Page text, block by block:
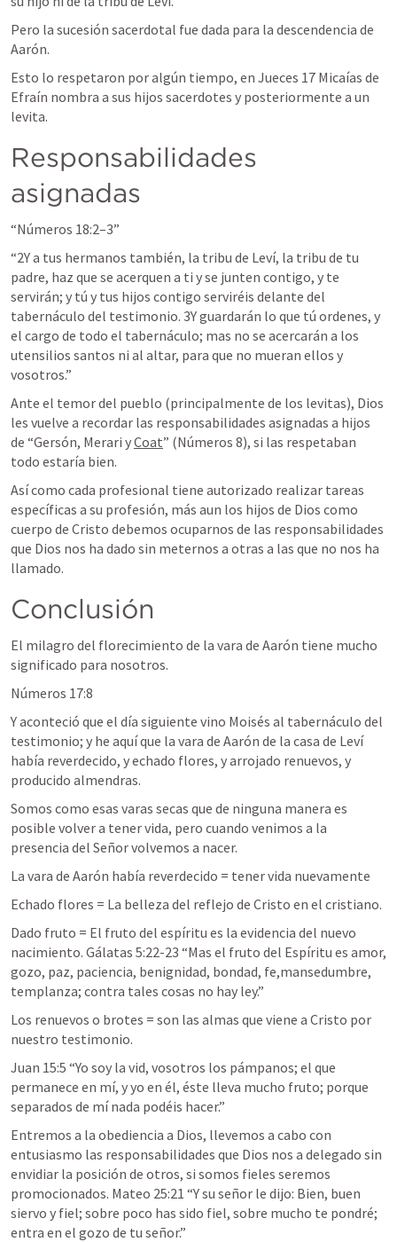
Pero la sucesión sacerdotal fue dada para la descendencia de
Aarón.
Esto lo respetaron por algún tiempo, en Jueces 17 Micaías de
Efraín nombra a sus hijos sacerdotes y posteriormente a un
levita.
Responsabilidades
asignadas
“Números 18:2–3”
“2Y a tus hermanos también, la tribu de Leví, la tribu de tu
padre, haz que se acerquen a ti y se junten contigo, y te
servirán; y tú y tus hijos contigo serviréis delante del
tabernáculo del testimonio. 3Y guardarán lo que tú ordenes, y
el cargo de todo el tabernáculo; mas no se acercarán a los
utensilios santos ni al altar, para que no mueran ellos y
vosotros.”
Ante el temor del pueblo (principalmente de los levitas), Dios
les vuelve a recordar las responsabilidades asignadas a hijos
de “Gersón, Merari y Coat” (Números 8), si las respetaban
todo estaría bien.
Así como cada profesional tiene autorizado realizar tareas
específicas a su profesión, más aun los hijos de Dios como
cuerpo de Cristo debemos ocuparnos de las responsabilidades
que Dios nos ha dado sin meternos a otras a las que no nos ha
llamado.
Conclusión
El milagro del florecimiento de la vara de Aarón tiene mucho
significado para nosotros.
Números 17:8
Y aconteció que el día siguiente vino Moisés al tabernáculo del
testimonio; y he aquí que la vara de Aarón de la casa de Leví
había reverdecido, y echado flores, y arrojado renuevos, y
producido almendras.
Somos como esas varas secas que de ninguna manera es
posible volver a tener vida, pero cuando venimos a la
presencia del Señor volvemos a nacer.
La vara de Aarón había reverdecido = tener vida nuevamente
Echado flores = La belleza del reflejo de Cristo en el cristiano.
Dado fruto = El fruto del espíritu es la evidencia del nuevo
nacimiento. Gálatas 5:22-23 “Mas el fruto del Espíritu es amor,
gozo, paz, paciencia, benignidad, bondad, fe,mansedumbre,
templanza; contra tales cosas no hay ley.”
Los renuevos o brotes = son las almas que viene a Cristo por
nuestro testimonio.
Juan 15:5 “Yo soy la vid, vosotros los pámpanos; el que
permanece en mí, y yo en él, éste lleva mucho fruto; porque
separados de mí nada podéis hacer.”
Entremos a la obediencia a Dios, llevemos a cabo con
entusiasmo las responsabilidades que Dios nos a delegado sin
envidiar la posición de otros, si somos fieles seremos
promocionados. Mateo 25:21 “Y su señor le dijo: Bien, buen
siervo y fiel; sobre poco has sido fiel, sobre mucho te pondré;
entra en el gozo de tu señor.”